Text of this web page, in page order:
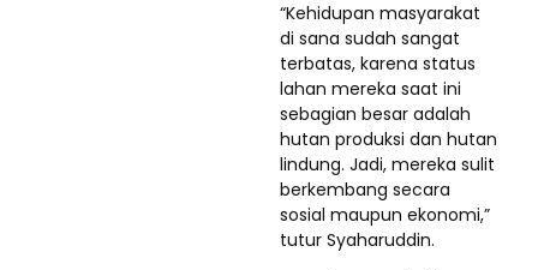
“Kehidupan masyarakat
di sana sudah sangat
terbatas, karena status
lahan mereka saat ini
sebagian besar adalah
hutan produksi dan hutan
lindung. Jadi, mereka sulit
berkembang secara
sosial maupun ekonomi,”
tutur Syaharuddin.